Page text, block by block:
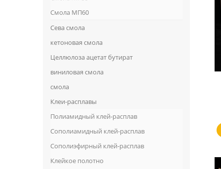
Смола МП60
Сева смола
кетоновая смола
Целлюлоза ацетат бутират
виниловая смола
смола
Клеи-расплавы
Полиамидный клей-расплав
Сополиамидный клей-расплав
Сополиэфирный клей-расплав
Клейкое полотно